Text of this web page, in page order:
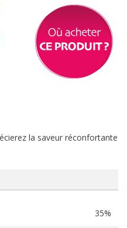
la saveur réconfortante
35%